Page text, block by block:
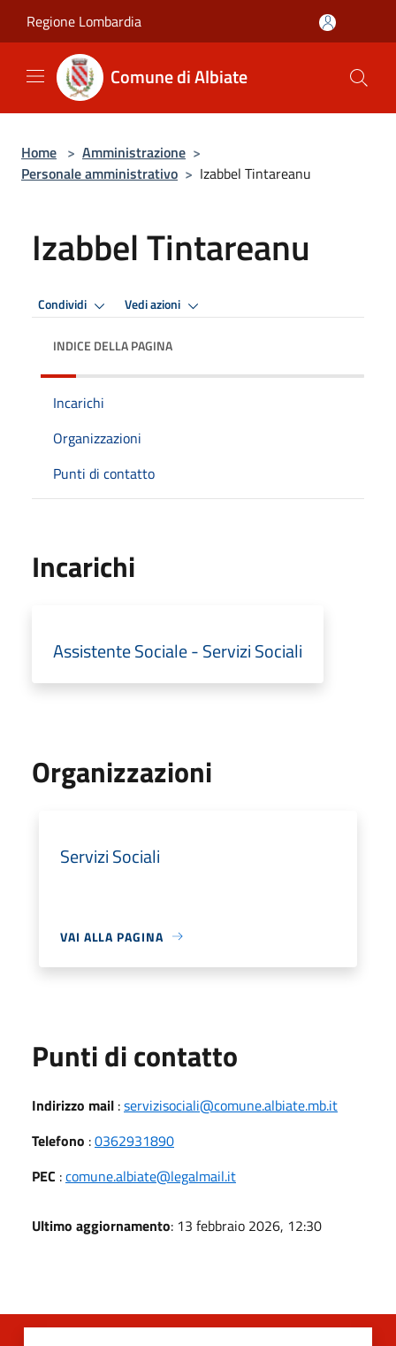
Regione Lombardia
Comune di Albiate
Home > Amministrazione >
Personale amministrativo > Izabbel Tintareanu
Izabbel Tintareanu
Condividi Vedi azioni
INDICE DELLA PAGINA
Incarichi
Organizzazioni
Punti di contatto
Incarichi
Assistente Sociale - Servizi Sociali
Organizzazioni
Servizi Sociali
VAI ALLA PAGINA
Punti di contatto
Indirizzo mail :servizisociali@comune.albiate.mb.it
Telefono :0362931890
PEC :comune.albiate@legalmail.it
Ultimo aggiornamento: 13 febbraio 2026, 12:30